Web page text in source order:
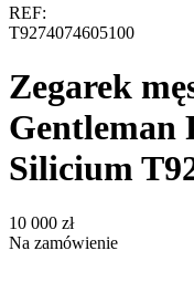
REF:
T9274074605100
Zegarek
Gentleman
Silicium
‍10 000‍ zł
Na zamówienie